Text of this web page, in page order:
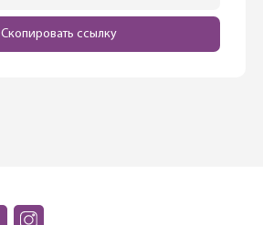
Скопировать ссылку